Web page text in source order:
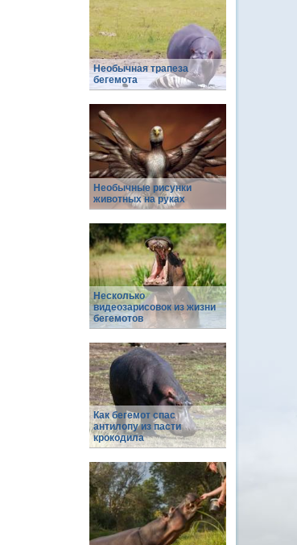
Необычная трапеза
бегемота
Необычные рисунки
животных на руках
Несколько
видеозарисовок из жизни
бегемотов
Как бегемот спас
антилопу из пасти
крокодила